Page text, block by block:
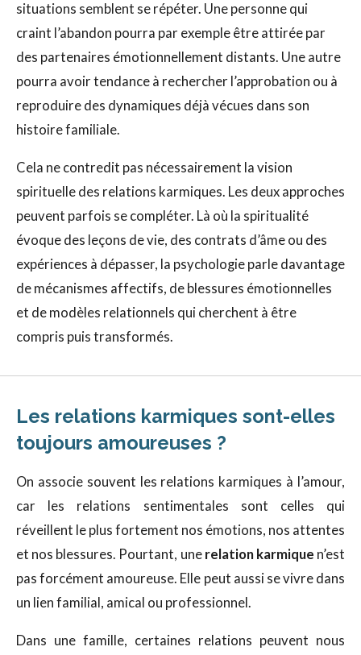
situations semblent se répéter. Une personne qui
craint l’abandon pourra par exemple être attirée par
des partenaires émotionnellement distants. Une autre
pourra avoir tendance à rechercher l’approbation ou à
reproduire des dynamiques déjà vécues dans son
histoire familiale.
Cela ne contredit pas nécessairement la vision
spirituelle des relations karmiques. Les deux approches
peuvent parfois se compléter. Là où la spiritualité
évoque des leçons de vie, des contrats d’âme ou des
expériences à dépasser, la psychologie parle davantage
de mécanismes affectifs, de blessures émotionnelles
et de modèles relationnels qui cherchent à être
compris puis transformés.
Les relations karmiques sont-elles
toujours amoureuses ?
On associe souvent les relations karmiques à l’amour,
car les relations sentimentales sont celles qui
réveillent le plus fortement nos émotions, nos attentes
et nos blessures. Pourtant, une relation karmique n’est
pas forcément amoureuse. Elle peut aussi se vivre dans
un lien familial, amical ou professionnel.
Dans une famille, certaines relations peuvent nous